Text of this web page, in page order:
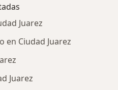
Juarez
en Ciudad Juarez
Juarez